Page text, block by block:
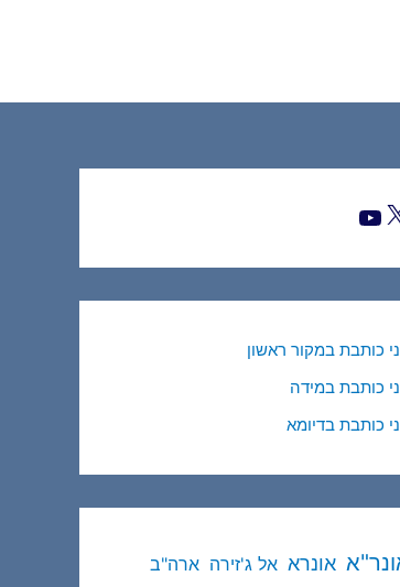
כותבת במקור ראשון
כותבת במידה
כותבת בדיומא
אונרא אל ג'זירה ארה"ב